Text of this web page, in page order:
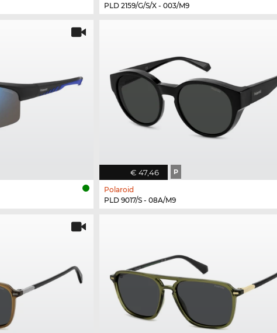
PLD 2159/G/S/X - 003/M9
€ 47,46 P
Polaroid
PLD 9017/S - 08A/M9